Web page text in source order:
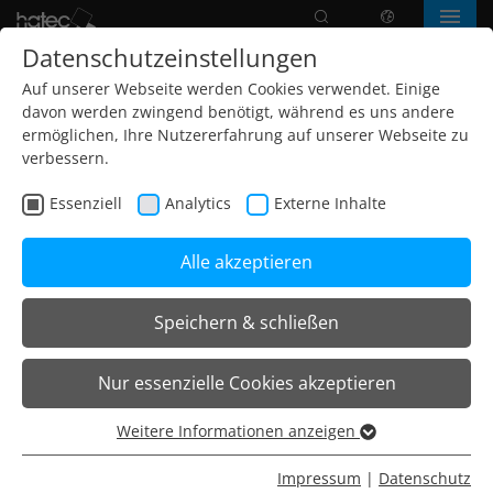
Sprache
Suche
Systemleuchten
bestehen aus
Datenschutzeinstellungen
Auf unserer Webseite werden Cookies verwendet. Einige
davon werden zwingend benötigt, während es uns andere
ermöglichen, Ihre Nutzererfahrung auf unserer Webseite zu
verbessern.
Essenziell Analytics Externe Inhalte
Alle akzeptieren
Speichern & schließen
Nur essenzielle Cookies akzeptieren
Essenziell
Essenzielle Cookies werden für grundlegende Funktionen
Weitere Informationen anzeigen
Impressum | Datenschutz